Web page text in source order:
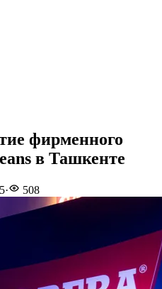
фирменного
в Ташкенте
· 508